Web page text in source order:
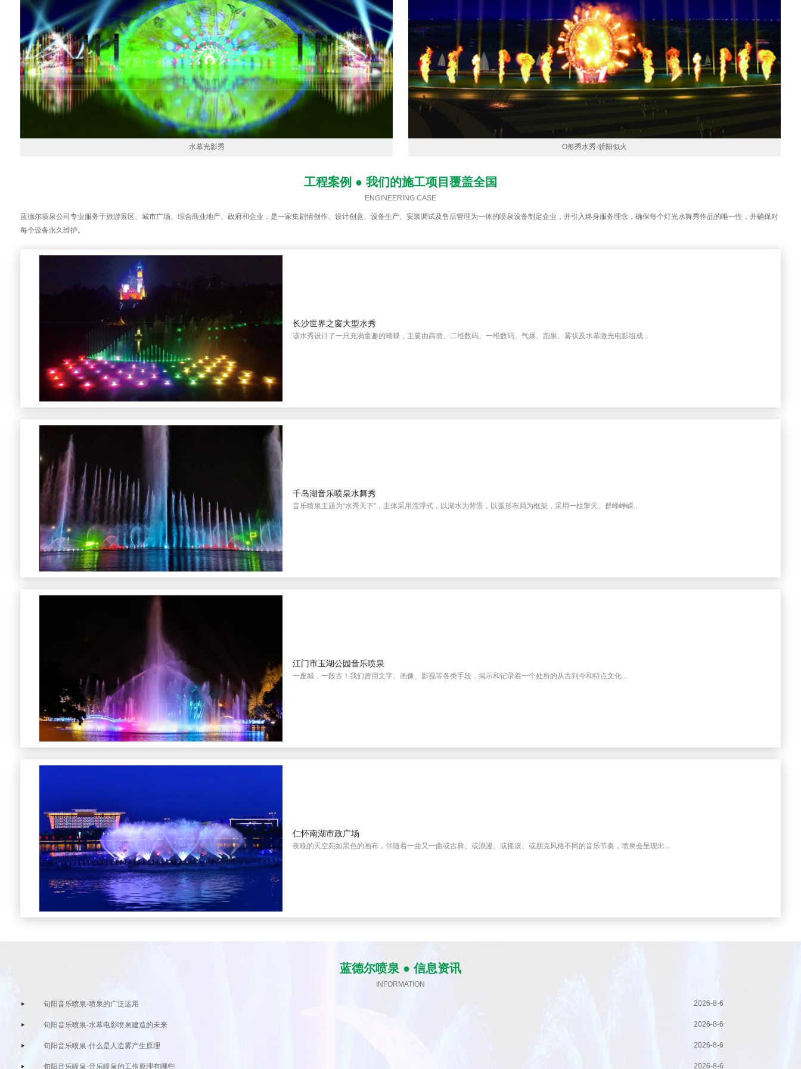
水幕光影秀 O形秀水秀-骄阳似火
工程案例 ● 我们的施工项目覆盖全国
ENGINEERING CASE
蓝德尔喷泉公司专业服务于旅游景区、城市广场、综合商业地产、政府和企业，是一家集剧情创作、设计创意、设备生产、安装调试及售后管理为一体的喷泉设备制定企业，并引入终身服务理念，确保每个灯光水舞秀作品的唯一性，并确保对
每个设备永久维护。
长沙世界之窗大型水秀
该水秀设计了一只充满童趣的蝴蝶，主要由高喷、二维数码、一维数码、气爆、跑泉、雾状及水幕激光电影组成...
千岛湖音乐喷泉水舞秀
音乐喷泉主题为“水秀天下”，主体采用漂浮式，以湖水为背景，以弧形布局为框架，采用一柱擎天、群峰峥嵘...
江门市玉湖公园音乐喷泉
一座城，一段古！我们曾用文字、画像、影视等各类手段，揭示和记录着一个处所的从古到今和特点文化...
仁怀南湖市政广场
夜晚的天空宛如黑色的画布，伴随着一曲又一曲或古典、或浪漫、或摇滚、或朋克风格不同的音乐节奏，喷泉会呈现出...
蓝德尔喷泉 ● 信息资讯
INFORMATION
旬阳音乐喷泉-喷泉的广泛运用 2026-8-6
旬阳音乐喷泉-水幕电影喷泉建造的未来 2026-8-6
旬阳音乐喷泉-什么是人造雾产生原理 2026-8-6
旬阳音乐喷泉-音乐喷泉的工作原理有哪些 2026-8-6